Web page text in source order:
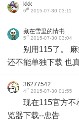
kkk
6# 2015-07-30 03:11
藏在雪里的情书
5# 2015-07-30 03:04
别用115了。
还不能单独下载 也
36277542
4# 2015-07-30 01:55
现在115官方不
览器下载--忠告